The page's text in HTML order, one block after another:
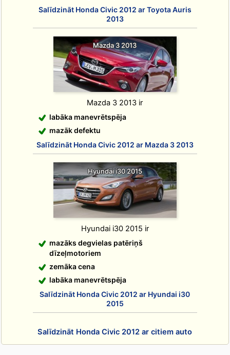
Salīdzināt Honda Civic 2012 ar Toyota Auris
2013
Mazda 3 2013
Mazda 3 2013 ir
labāka manevrētspēja
mazāk defektu
Salīdzināt Honda Civic 2012 ar Mazda 3 2013
Hyundai i30 2015
Hyundai i30 2015 ir
mazāks degvielas patēriņš
dīzeļmotoriem
zemāka cena
labāka manevrētspēja
Salīdzināt Honda Civic 2012 ar Hyundai i30
2015
Salīdzināt Honda Civic 2012 ar citiem auto